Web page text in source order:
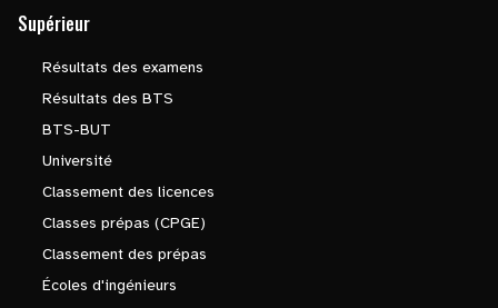
Supérieur
Résultats des examens
Résultats des BTS
BTS-BUT
Université
Classement des licences
Classes prépas (CPGE)
Classement des prépas
Écoles d'ingénieurs